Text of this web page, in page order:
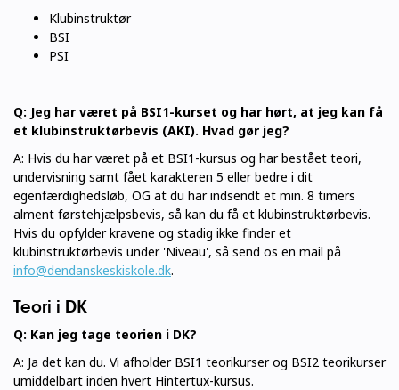
Klubinstruktør
BSI
PSI
Q: Jeg har været på BSI1-kurset og har hørt, at jeg kan få
et klubinstruktørbevis (AKI). Hvad gør jeg?
A: Hvis du har været på et BSI1-kursus og har bestået teori,
undervisning samt fået karakteren 5 eller bedre i dit
egenfærdighedsløb, OG at du har indsendt et min. 8 timers
alment førstehjælpsbevis, så kan du få et klubinstruktørbevis.
Hvis du opfylder kravene og stadig ikke finder et
klubinstruktørbevis under 'Niveau', så send os en mail på
info@dendanskeskiskole.dk.
Teori i DK
Q: Kan jeg tage teorien i DK?
A: Ja det kan du. Vi afholder BSI1 teorikurser og BSI2 teorikurser
umiddelbart inden hvert Hintertux-kursus.